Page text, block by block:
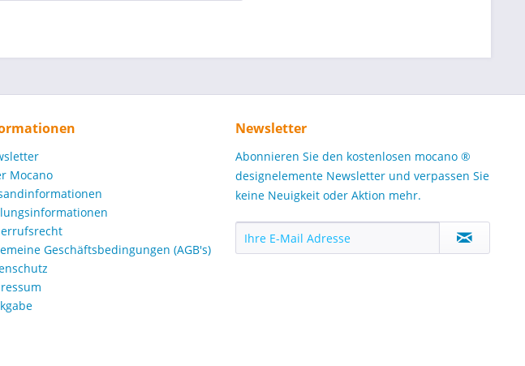
Mocano
Geschäftsbedingungen (AGB's)
Newsletter
Abonnieren Sie den kostenlosen mocano ®
designelemente Newsletter und verpassen Sie
keine Neuigkeit oder Aktion mehr.